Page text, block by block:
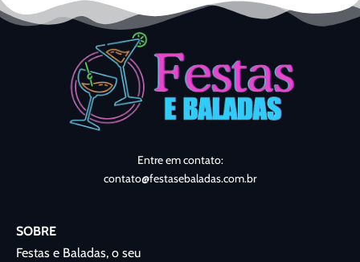
Entre em contato:
contato@festasebaladas.com.br
SOBRE
Festas e Baladas, o seu